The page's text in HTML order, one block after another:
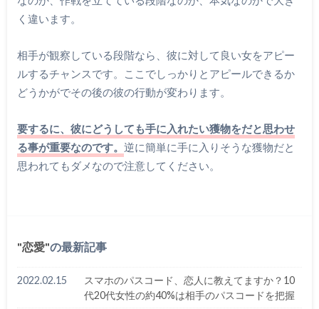
く違います。
相手が観察している段階なら、彼に対して良い女をアピー
ルするチャンスです。ここでしっかりとアピールできるか
どうかがでその後の彼の行動が変わります。
要するに、彼にどうしても手に入れたい獲物をだと思わせ
る事が重要なのです。 逆に簡単に手に入りそうな獲物だと
思われてもダメなので注意してください。
恋愛 の最新記事
2022.02.15
スマホのパスコード、恋人に教えてますか？10
代20代女性の約40%は相手のパスコードを把握